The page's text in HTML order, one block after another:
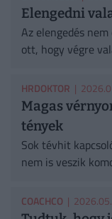
Elengedni
Az elengedés
ott, hogy végre
HRDOKTOR |
Magas
tények
Sok tévhit
nem is veszik
COACHCO |